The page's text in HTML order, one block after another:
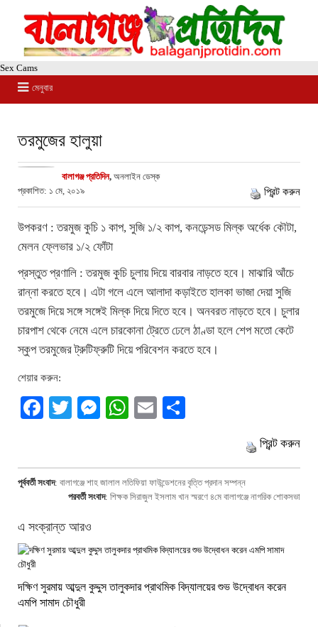
Sex Cams
মেনুবার
তরমুজের হালুয়া
বালাগঞ্জ প্রতিদিন, অনলাইন ডেস্ক
প্রকাশিত: ১ মে, ২০১৯
প্রিন্ট করুন
উপকরণ : তরমুজ কুচি ১ কাপ, সুজি ১/২ কাপ, কনডেন্সড মিল্ক অর্ধেক কৌটা,
মেলন ফ্লেভার ১/২ ফোঁটা
প্রস্তুত প্রণালি : তরমুজ কুচি চুলায় দিয়ে বারবার নাড়তে হবে। মাঝারি আঁচে
রান্না করতে হবে। এটা গলে এলে আলাদা কড়াইতে হালকা ভাজা দেয়া সুজি
তরমুজে দিয়ে সঙ্গে সঙ্গেই মিল্ক দিয়ে দিতে হবে। অনবরত নাড়তে হবে। চুলার
চারপাশ থেকে নেমে এলে চারকোনা ট্রেতে ঢেলে ঠাণ্ডা হলে শেপ মতো কেটে
স্কুপ তরমুজের ট্রুটিফ্রুটি দিয়ে পরিবেশন করতে হবে।
শেয়ার করুন:
Facebook
TwitterMessenger
WhatsApp
Email
প্রিন্ট করুন
পূর্ববর্তী সংবাদ: বালাগঞ্জে শাহ জালাল লতিফিয়া ফাউন্ডেশনের বৃত্তি প্রদান সম্পন্ন
পরবর্তী সংবাদ: শিক্ষক সিরাজুল ইসলাম খান স্মরণে ৪মে বালাগঞ্জে নাগরিক শোকসভা
এ সংক্রান্ত আরও
দক্ষিণ সুরমায় আব্দুল কুদ্দুস তালুকদার প্রাথমিক বিদ্যালয়ের শুভ উদ্বোধন করেন
এমপি সামাদ চৌধুরী